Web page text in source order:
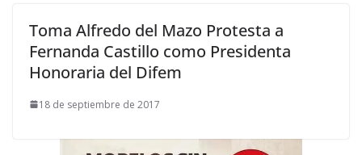
Toma Alfredo del Mazo Protesta a
Fernanda Castillo como Presidenta
Honoraria del Difem
18 de septiembre de 2017